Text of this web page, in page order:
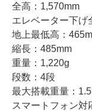
全高：1,570mm
エレベーター下げ
地上最低高：
縮長：485mm
重量：1,220g
段数：4段
最大搭載重量：
スマートフォン対